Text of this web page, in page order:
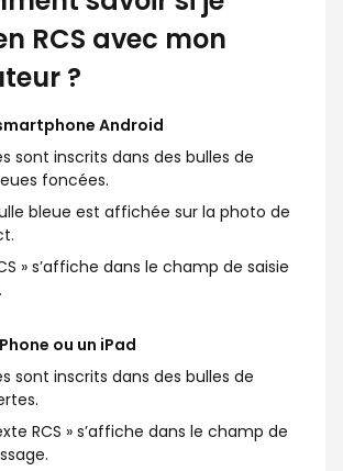
RCS avec mon
?
Android
sont inscrits dans des bulles de
foncées.
bleue est affichée sur la photo de
» s’affiche dans le champ de saisie
ou un iPad
sont inscrits dans des bulles de
RCS » s’affiche dans le champ de